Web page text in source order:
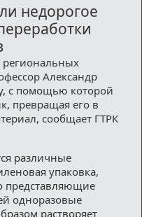
недорогое
региональных
Александр
с помощью которой
превращая его в
сообщает ГТРК
различные
упаковка,
представляющие
одноразовые
растворяет